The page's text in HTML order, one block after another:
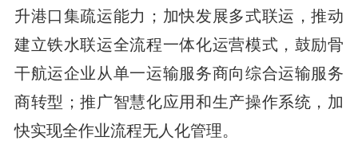
升港口集疏运能力；加快发展多式联运，推动
建立铁水联运全流程一体化运营模式，鼓励骨
干航运企业从单一运输服务商向综合运输服务
商转型；推广智慧化应用和生产操作系统，加
快实现全作业流程无人化管理。